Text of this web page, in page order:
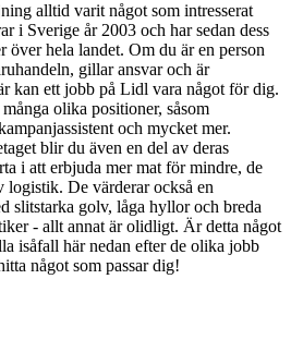
alltid varit något som intresserat
i Sverige år 2003 och har sedan dess
över hela landet. Om du är en person
gillar ansvar och är
kan ett jobb på Lidl vara något för dig.
olika positioner, såsom
och mycket mer.
blir du även en del av deras
i att erbjuda mer mat för mindre, de
De värderar också en
slitstarka golv, låga hyllor och breda
- allt annat är olidligt. Är detta något
isåfall här nedan efter de olika jobb
något som passar dig!